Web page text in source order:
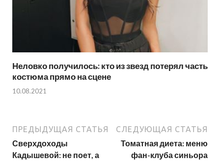
Неловко получилось: кто из звезд потерял часть
костюма прямо на сцене
10.08.2021
ПРЕДЫДУЩАЯ СТАТЬЯ
Сверхдоходы
Кадышевой: не поет, а
СЛЕДУЮЩАЯ СТАТЬЯ
Томатная диета: меню
фан-клуба синьора